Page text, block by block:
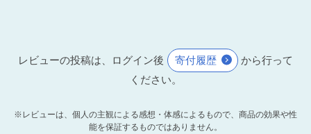
レビューの投稿は、ログイン後 寄付履歴
から行って
ください。
※レビューは、個人の主観による感想・体感によるもので、商品の効果や性
能を保証するものではありません。